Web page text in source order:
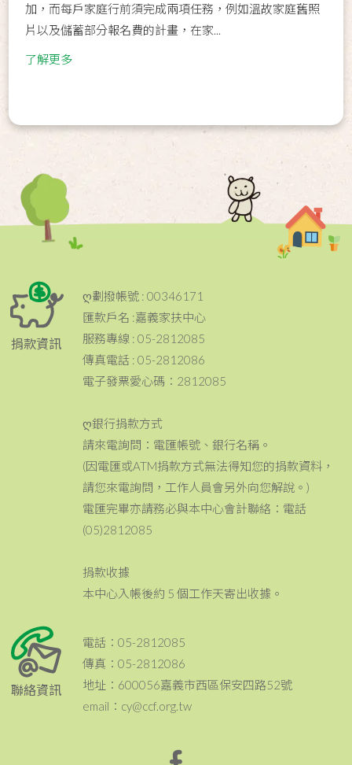
加，而每戶家庭行前須完成兩項任務，例如溫故家庭舊照
片以及儲蓄部分報名費的計畫，在家...
了解更多
捐款資訊
ღ劃撥帳號 : 00346171
匯款戶名 :嘉義家扶中心
服務專線 : 05-2812085
傳真電話 : 05-2812086
電子發票愛心碼：2812085
ღ銀行捐款方式
請來電詢問：電匯帳號、銀行名稱。
(因電匯或ATM捐款方式無法得知您的捐款資料，
請您來電詢問，工作人員會另外向您解說。)
電匯完畢亦請務必與本中心會計聯絡：電話
(05)2812085
捐款收據
本中心入帳後約 5 個工作天寄出收據。
聯絡資訊
電話：05-2812085
傳真：05-2812086
地址：600056嘉義市西區保安四路52號
email：cy@ccf.org.tw